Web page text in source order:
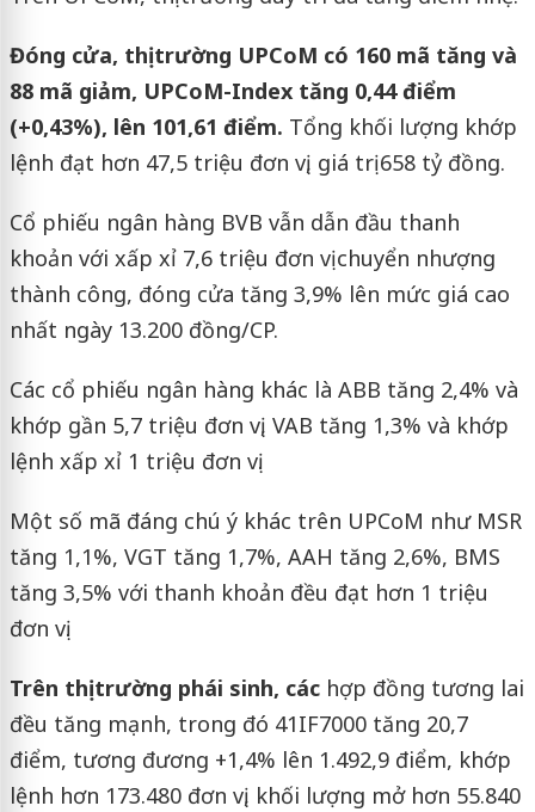
Đóng cửa, thị trường UPCoM có 160 mã tăng và
88 mã giảm, UPCoM-Index tăng 0,44 điểm
(+0,43%), lên 101,61 điểm. Tổng khối lượng khớp
lệnh đạt hơn 47,5 triệu đơn vị, giá trị 658 tỷ đồng.
Cổ phiếu ngân hàng BVB vẫn dẫn đầu thanh
khoản với xấp xỉ 7,6 triệu đơn vị chuyển nhượng
thành công, đóng cửa tăng 3,9% lên mức giá cao
nhất ngày 13.200 đồng/CP.
Các cổ phiếu ngân hàng khác là ABB tăng 2,4% và
khớp gần 5,7 triệu đơn vị, VAB tăng 1,3% và khớp
lệnh xấp xỉ 1 triệu đơn vị.
Một số mã đáng chú ý khác trên UPCoM như MSR
tăng 1,1%, VGT tăng 1,7%, AAH tăng 2,6%, BMS
tăng 3,5% với thanh khoản đều đạt hơn 1 triệu
đơn vị.
Trên thị trường phái sinh, các hợp đồng tương lai
đều tăng mạnh, trong đó 41IF7000 tăng 20,7
điểm, tương đương +1,4% lên 1.492,9 điểm, khớp
lệnh hơn 173.480 đơn vị, khối lượng mở hơn 55.840